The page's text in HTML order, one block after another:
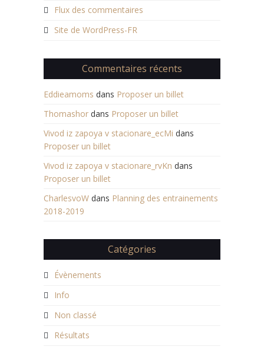
Flux des commentaires
Site de WordPress-FR
Commentaires récents
Eddieamoms dans Proposer un billet
Thomashor dans Proposer un billet
Vivod iz zapoya v stacionare_ecMi dans
Proposer un billet
Vivod iz zapoya v stacionare_rvKn dans
Proposer un billet
CharlesvoW dans Planning des entrainements
2018-2019
Catégories
Évènements
Info
Non classé
Résultats